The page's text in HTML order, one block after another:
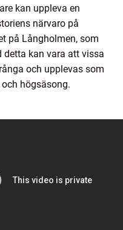
kan uppleva en
närvaro på
på Långholmen, som
detta kan vara att vissa
och upplevas som
högsäsong.